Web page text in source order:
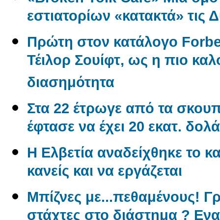
εστιατορίων «κατακτά» τις
Πρώτη στον κατάλογο
Τέιλορ Σουίφτ, ως η πιο
διασημότητα
Στα 22 έτρωγε από τα
έφτασε να έχει 20 εκατ.
Η Ελβετία αναδείχθηκε το
κανείς και να εργάζεται
Μπίζνες με...πεθαμένους!